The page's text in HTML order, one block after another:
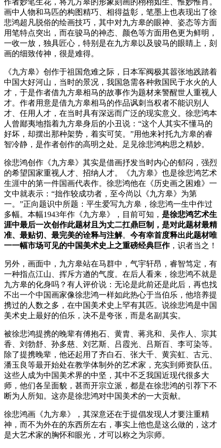
画中人物和马匹的构图精巧、相得益彰，笔墨上也表现出了徐
悲鸿超凡脱俗的绘画技巧，其中对九方皋的眼神、姿态等方面
用笔特点突出，而在骏马的神态、颜色等方面用色更为鲜明，
一收一放，独具匠心，特别是在九方皋以及骏马的眼睛上，刻
画的细致传神，很是难得。
《九方皋》创作于祖国危难之际，日本军阀极其嚣张地践踏着
中国大好河山，当时的景况，我国急需各种救国民于水火的人
才，于是作者借九方皋相马的故事作为题材来警醒世人重视人
才。作者用意是借九方皋相马的作品讽刺当权者不能识别人
才、任用人才，在当时具有深远而广泛的现实意义。徐悲鸿本
人曾鄙夷地指着九方皋身后的小丑说：“这个人其实不懂马的
好坏，却摆出那种架势，着实可笑。”用他来衬托九方皋的睿
智冷静，是作者创作的高明之处。足见徐悲鸿构思之精妙。
徐悲鸿创作《九方皋》其实是借画抒发当时内心的郁闷，强烈
的希望国家重视人才、招纳人才。《九方皋》也是徐悲鸿艺术
生涯中的第一件国画代表作。徐悲鸿他在《历史画之困难》一
文中就表示：“拙作较成功者，至今尚以《九方皋》为第
一。”正向题识中所题：平生爱写九方皋，徐悲鸿一生中作过
多幅。本幅1943年作《九方皋》，目前可知， 是徐悲鸿艺术生
涯中最后一次创作此题材且为丈二扛鼎巨制，是对此题材最精
准、最贴切、最完美的诠释与注解。 今有幸首度释出此题材唯
一一幅市场可见的中国美术史上之重磅经典巨作，识者当之！
另外，画面中，九方皋站在马群中，气宇轩昂，睿智笃定，有
一种指点江山、挥斥方遒的气度。在后人看来，徐悲鸿不就是
九方皋的化身吗？有人评价说：无论是此前还是此后，再也找
不出一个中国画家像徐悲鸿一样如此热心于当伯乐，他培养提
携过的人数之多，在中国美术史上罕有其匹。说徐悲鸿是中国
美术史上最好的伯乐，决不是夸张，而是名副其实。
被徐悲鸿提携的晚辈有傅抱石、黄胄、蒋兆和、吴作人、宗其
香、刘勃舒、孙多慈、刘艺斯、吕霞光、吕斯百、李可染等。
除了提携晚辈，他还起用了齐白石、张大千、黄宾虹、古元、
潘玉良等最开始处在教学体制外的艺术家，充实到师资队伍。
这些人成为中国美术界的中坚，其中不乏我国近现代很多大
师，他们各呈面貌，甚而开宗立派，都是在徐悲鸿的引荐下不
断为人所知。这亦是徐悲鸿对中国美术的一大贡献。
徐悲鸿画《九方皋》，其深意还在于提倡发现人才要注重精
神，而不为外在的东西所左右，事实上他也是这么做的，这才
是大艺术家的胸怀和眼光，才可以称之为宗师。